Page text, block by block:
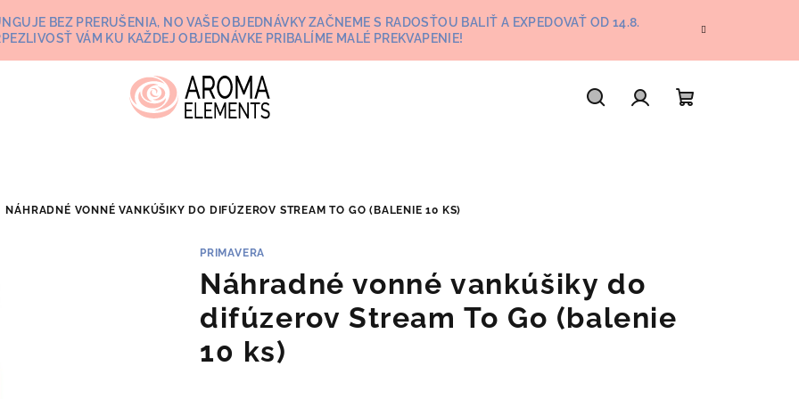
BEZ PRERUŠENIA, NO VAŠE OBJEDNÁVKY ZAČNEME S RADOSŤOU BALIŤ A EXPEDOVAŤ OD 14.8.
VÁM KU KAŽDEJ OBJEDNÁVKE PRIBALÍME MALÉ PREKVAPENIE!
NÁHRADNÉ VONNÉ VANKÚŠIKY DO DIFÚZEROV STREAM TO GO (BALENIE 10 KS)
PRIMAVERA
Náhradné vonné vankúšiky do
difúzerov Stream To Go (balenie
10 ks)